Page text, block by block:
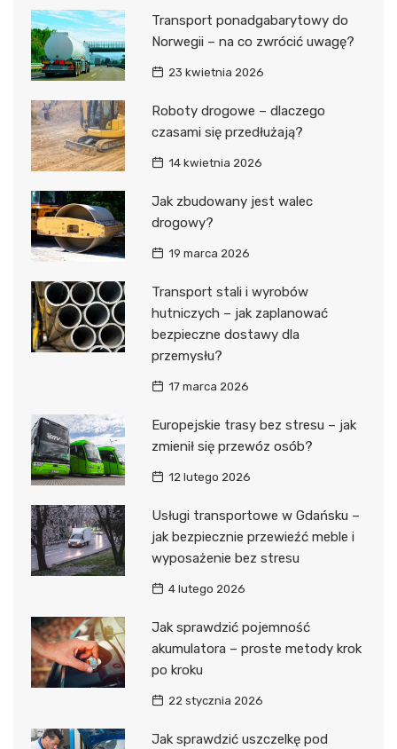
Transport ponadgabarytowy do
Norwegii – na co zwrócić uwagę?
23 kwietnia 2026
Roboty drogowe – dlaczego
czasami się przedłużają?
14 kwietnia 2026
Jak zbudowany jest walec
drogowy?
19 marca 2026
Transport stali i wyrobów
hutniczych – jak zaplanować
bezpieczne dostawy dla
przemysłu?
17 marca 2026
Europejskie trasy bez stresu – jak
zmienił się przewóz osób?
12 lutego 2026
Usługi transportowe w Gdańsku –
jak bezpiecznie przewieźć meble i
wyposażenie bez stresu
4 lutego 2026
Jak sprawdzić pojemność
akumulatora – proste metody krok
po kroku
22 stycznia 2026
Jak sprawdzić uszczelkę pod